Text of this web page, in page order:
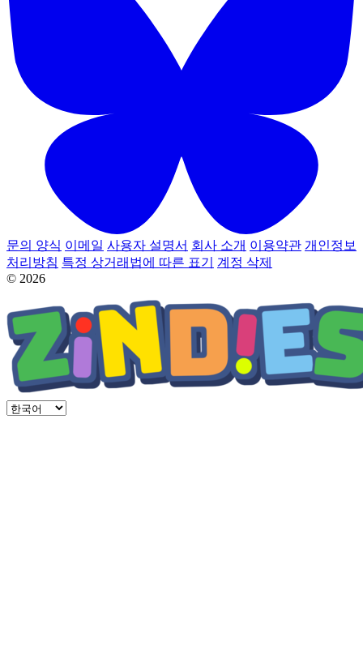
문의 양식 이메일 사용자 설명서 회사 소개 이용약관 개인정보
처리방침 특정 상거래법에 따른 표기
계정 삭제
© 2026